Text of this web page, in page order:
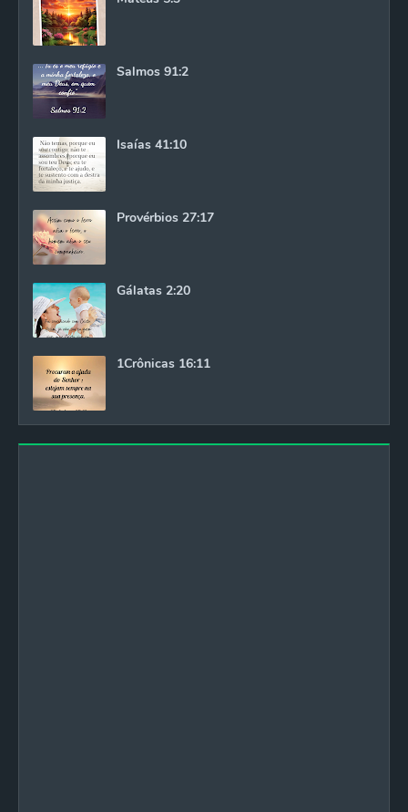
Salmos 91:2
Isaías 41:10
Provérbios 27:17
Gálatas 2:20
1Crônicas 16:11